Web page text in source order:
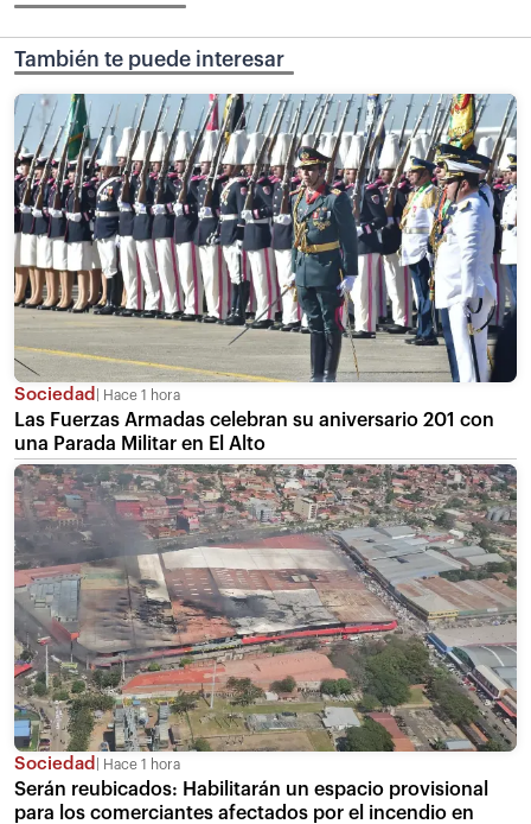
También te puede interesar
Sociedad Hace 1 hora
Las Fuerzas Armadas celebran su aniversario 201 con
una Parada Militar en El Alto
Sociedad Hace 1 hora
Serán reubicados: Habilitarán un espacio provisional
para los comerciantes afectados por el incendio en